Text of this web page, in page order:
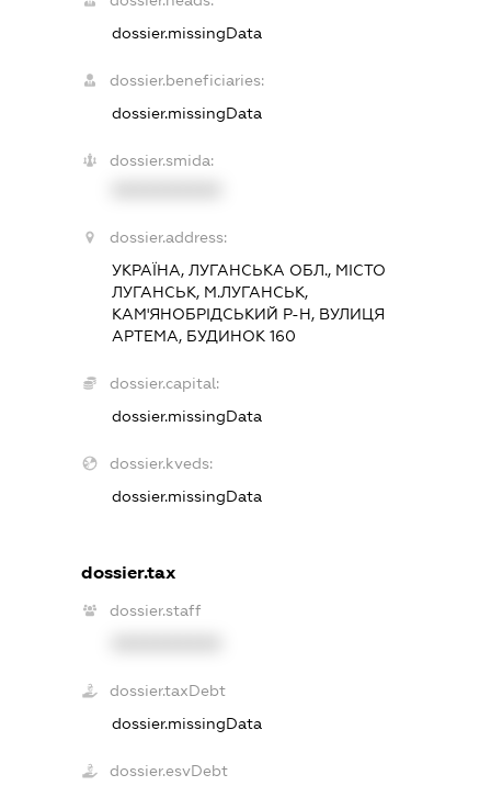
dossier.missingData
dossier.beneficiaries:
dossier.missingData
dossier.smida:
dossier.address:
УКРАЇНА, ЛУГАНСЬКА ОБЛ., МІСТО
ЛУГАНСЬК, М.ЛУГАНСЬК,
КАМ'ЯНОБРІДСЬКИЙ Р-Н, ВУЛИЦЯ
АРТЕМА, БУДИНОК 160
dossier.capital:
dossier.missingData
dossier.kveds:
dossier.missingData
dossier.tax
dossier.staff
dossier.taxDebt
dossier.missingData
dossier.esvDebt